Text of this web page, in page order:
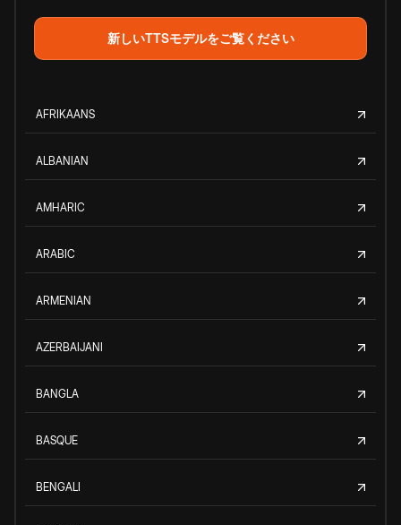
新しいTTSモデルをご覧ください
AFRIKAANS
ALBANIAN
AMHARIC
ARABIC
ARMENIAN
AZERBAIJANI
BANGLA
BASQUE
BENGALI